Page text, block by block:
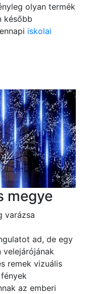
olyan termék
később
iskolai
megye
varázsa
ad, de egy
remek vizuális
az emberi